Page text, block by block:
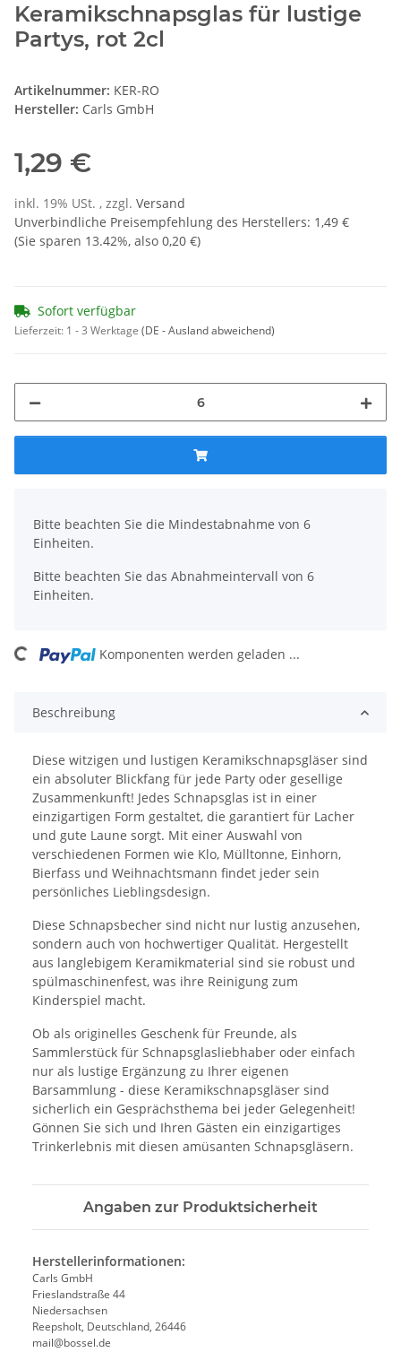
Keramikschnapsglas für lustige
Partys, rot 2cl
Artikelnummer: KER-RO
Hersteller: Carls GmbH
1,29 €
inkl. 19% USt. , zzgl. Versand
Unverbindliche Preisempfehlung des Herstellers: 1,49 €
(Sie sparen 13.42%, also 0,20 €)
Sofort verfügbar
Lieferzeit: 1 - 3 Werktage (DE - Ausland abweichend)
Bitte beachten Sie die Mindestabnahme von 6
Einheiten.
Bitte beachten Sie das Abnahmeintervall von 6
Einheiten.
Komponenten werden geladen ...
Beschreibung
Diese witzigen und lustigen Keramikschnapsgläser sind
ein absoluter Blickfang für jede Party oder gesellige
Zusammenkunft! Jedes Schnapsglas ist in einer
einzigartigen Form gestaltet, die garantiert für Lacher
und gute Laune sorgt. Mit einer Auswahl von
verschiedenen Formen wie Klo, Mülltonne, Einhorn,
Bierfass und Weihnachtsmann findet jeder sein
persönliches Lieblingsdesign.
Diese Schnapsbecher sind nicht nur lustig anzusehen,
sondern auch von hochwertiger Qualität. Hergestellt
aus langlebigem Keramikmaterial sind sie robust und
spülmaschinenfest, was ihre Reinigung zum
Kinderspiel macht.
Ob als originelles Geschenk für Freunde, als
Sammlerstück für Schnapsglasliebhaber oder einfach
nur als lustige Ergänzung zu Ihrer eigenen
Barsammlung - diese Keramikschnapsgläser sind
sicherlich ein Gesprächsthema bei jeder Gelegenheit!
Gönnen Sie sich und Ihren Gästen ein einzigartiges
Trinkerlebnis mit diesen amüsanten Schnapsgläsern.
Angaben zur Produktsicherheit
Herstellerinformationen:
Carls GmbH
Frieslandstraße 44
Niedersachsen
Reepsholt, Deutschland, 26446
mail@bossel.de